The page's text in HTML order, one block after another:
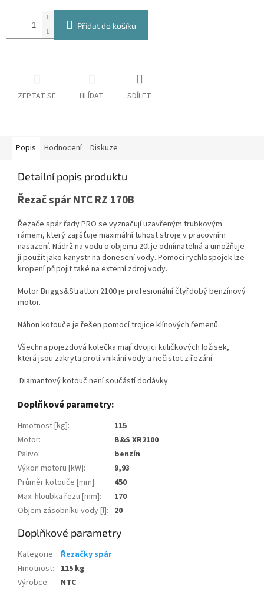
Přidat do košíku
ZEPTAT SE HLÍDAT SDÍLET
Popis Hodnocení Diskuze
Detailní popis produktu
Řezač spár NTC RZ 170B
Řezače spár řady PRO se vyznačují uzavřeným trubkovým
rámem, který zajišťuje maximální tuhost stroje v pracovním
nasazení. Nádrž na vodu o objemu 20l je odnímatelná a umožňuje
ji použít jako kanystr na donesení vody. Pomocí rychlospojek lze
kropení připojit také na externí zdroj vody.
Motor Briggs&Stratton 2100 je profesionální čtyřdobý benzínový
motor.
Náhon kotouče je řešen pomocí trojice klínových řemenů.
Všechna pojezdová kolečka mají dvojici kuličkových ložisek,
která jsou zakryta proti vnikání vody a nečistot z řezání.
Diamantový kotouč není součástí dodávky.
Doplňkové parametry:
Hmotnost [kg]:
115
Motor:
B&S XR2100
Palivo:
benzín
Výkon motoru [kW]:
9,93
Průměr kotouče [mm]:
450
Max. hloubka řezu [mm]:
170
Objem zásobníku vody [l]: 20
Doplňkové parametry
Kategorie: Řezačky spár
Hmotnost:
115 kg
Výrobce: NTC